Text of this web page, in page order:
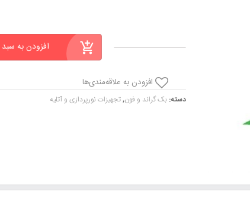
بکگراند
مخمل
سبز
افزودن به سبد
افزودن به علاقه‌مندی‌ها
دسته: بک گراند و فون,تجهیزات نورپردازی و آتلیه